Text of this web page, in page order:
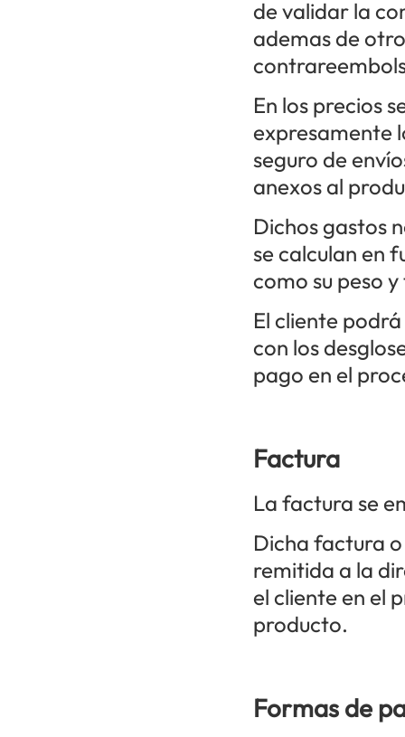
de validar la
ademas de
En los precios
expresamente
seguro de
anexos al
Dichos gastos
se calculan en
como su peso
El cliente
con los
pago en el
Factura
La factura se
Dicha factura
remitida a la
el cliente en el
producto.
Formas de